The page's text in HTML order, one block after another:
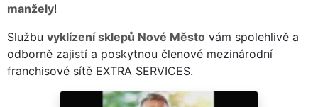
manžely!
Službu vyklízení sklepů Nové Město vám spolehlivě a
odborně zajistí a poskytnou členové mezinárodní
franchisové sítě EXTRA SERVICES.